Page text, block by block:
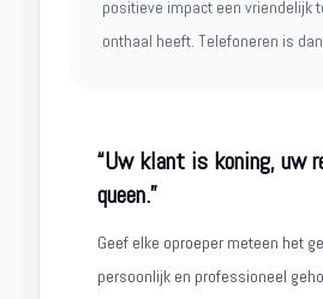
positieve impact een vriendelijk
onthaal heeft. Telefoneren is
“Uw klant is koning, uw
queen.”
Geef elke oproeper meteen het
persoonlijk en professioneel